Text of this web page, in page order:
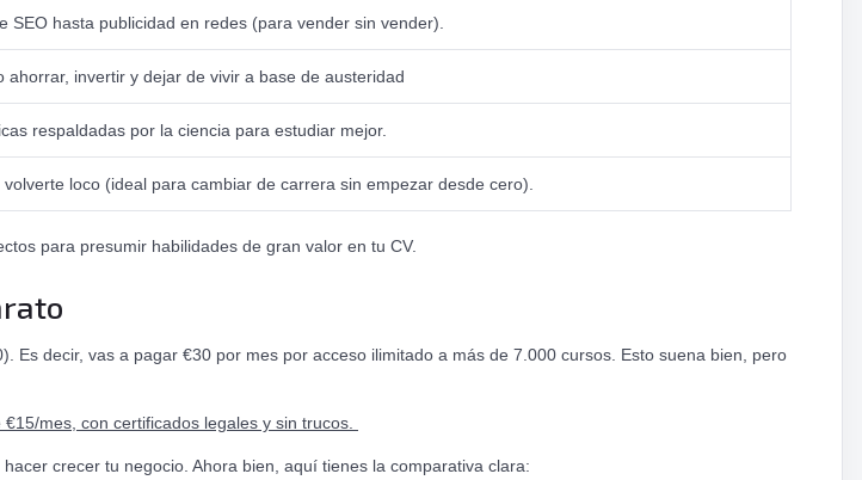
SEO hasta publicidad en redes (para vender sin vender).
ahorrar, invertir y dejar de vivir a base de austeridad
respaldadas por la ciencia para estudiar mejor.
volverte loco (ideal para cambiar de carrera sin empezar desde cero).
para presumir habilidades de gran valor en tu CV.
Es decir, vas a pagar €30 por mes por acceso ilimitado a más de 7.000 cursos. Esto suena bien, pero
mes, con certificados legales y sin trucos.
crecer tu negocio. Ahora bien, aquí tienes la comparativa clara: